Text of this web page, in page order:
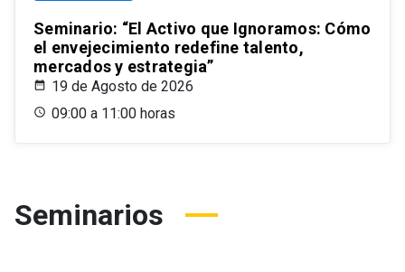
Seminario: “El Activo que Ignoramos: Cómo
el envejecimiento redefine talento,
mercados y estrategia”
19 de Agosto de 2026
09:00 a 11:00 horas
Seminarios